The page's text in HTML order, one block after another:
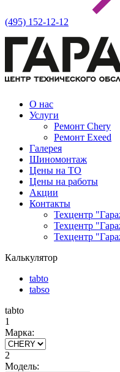
(495) 152-12-12
О нас
Услуги
Ремонт Chery
Ремонт Exeed
Галерея
Шиномонтаж
Цены на ТО
Цены на работы
Акции
Контакты
Техцентр
Техцентр
Техцентр
Калькулятор
tabto
tabso
tabto
1
Марка:
2
Модель: